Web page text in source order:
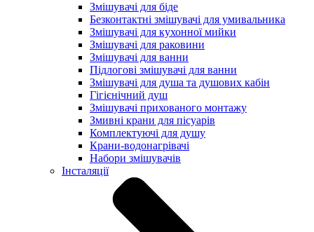
Змішувачі для біде
Безконтактні змішувачі для умивальника
Змішувачі для кухонної мийки
Змішувачі для раковини
Змішувачі для ванни
Підлогові змішувачі для ванни
Змішувачі для душа та душових кабін
Гігієнічний душ
Змішувачі прихованого монтажу
Змивні крани для пісуарів
Комплектуючі для душу
Крани-водонагрівачі
Набори змішувачів
Інсталяції